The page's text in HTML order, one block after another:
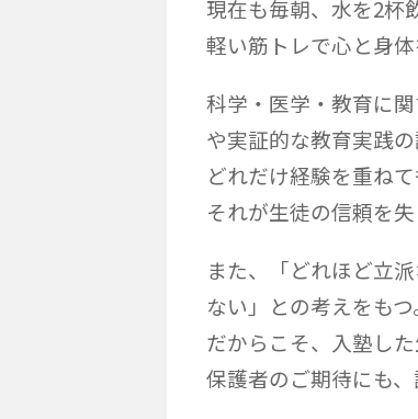
現在も毎朝、水を2杯
軽い筋トレで心と身
科学・医学・教育に
や実証的な教育実践
どれだけ経験を重ね
それが生徒の信頼を
また、「どれほど立
ない」との考えをもつ
だからこそ、入塾し
保護者のご期待にも